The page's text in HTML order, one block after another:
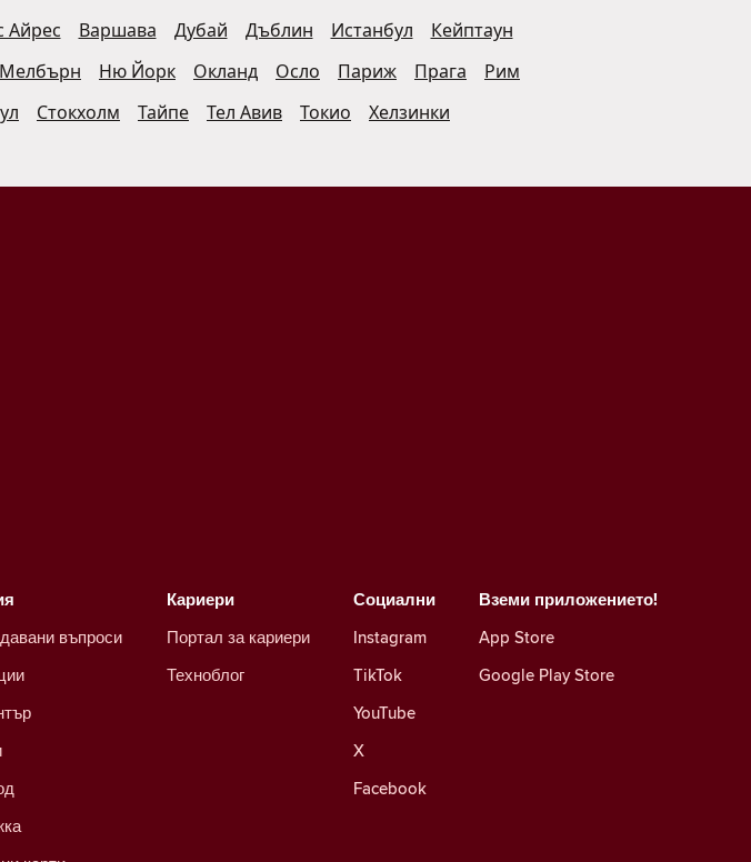
Айрес Варшава Дубай Дъблин Истанбул
Кейптаун
Мелбърн Ню Йорк Окланд Осло Париж Прага
Рим
Стокхолм Тайпе Тел Авив Токио Хелзинки
Социални
Instagram
TikTok
YouTube
X
Facebook
Кариери
Портал за кариери
Техноблог
въпроси
Вземи приложението!
App Store
Google Play Store